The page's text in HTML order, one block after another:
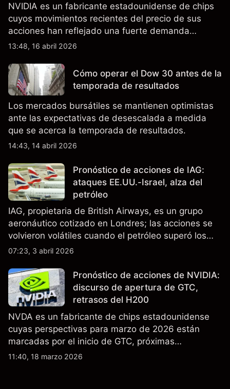
NVIDIA es un fabricante estadounidense de chips
cuyos movimientos recientes del precio de sus
acciones han reflejado una fuerte demanda
relacionada con la IA, ingresos trimestrales récord
de exportación de EE.UU. que afectan las ventas
en China.
13:48, 16 abril 2026
Cómo operar el Dow 30 antes de la
temporada de resultados
Los mercados bursátiles se mantienen optimistas
ante las expectativas de desescalada a medida
que se acerca la temporada de resultados.
14:43, 14 abril 2026
Pronóstico de acciones de IAG:
ataques EE.UU.-Israel, alza del
petróleo
IAG, propietaria de British Airways, es un grupo
aeronáutico cotizado en Londres; las acciones se
volvieron volátiles cuando el petróleo superó los
$105 y los cierres del espacio aéreo de Oriente
no es un indicador fiable de resultados futuros..
07:23, 3 abril 2026
Pronóstico de acciones de NVIDIA:
discurso de apertura de GTC,
retrasos del H200
NVDA es un fabricante de chips estadounidense
cuyas perspectivas para marzo de 2026 están
marcadas por el inicio de GTC, próximas
actualizaciones de productos y la incertidumbre
11:40, 18 marzo 2026